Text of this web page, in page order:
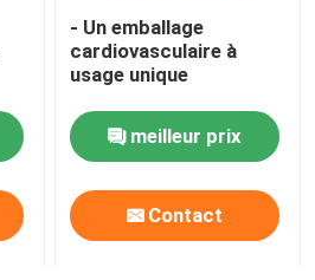
- Un emballage
cardiovasculaire à
usage unique
meilleur prix
Contact